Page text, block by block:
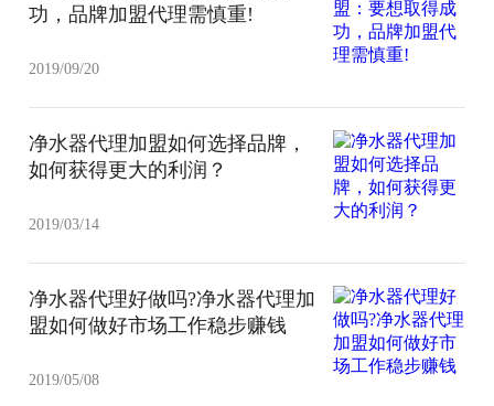
功，品牌加盟代理需慎重!
2019/09/20
净水器代理加盟如何选择品牌，
如何获得更大的利润？
2019/03/14
净水器代理好做吗?净水器代理加
盟如何做好市场工作稳步赚钱
2019/05/08